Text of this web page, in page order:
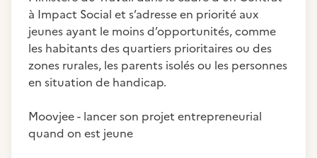
à Impact Social et s’adresse en priorité aux
jeunes ayant le moins d’opportunités, comme
les habitants des quartiers prioritaires ou des
zones rurales, les parents isolés ou les personnes
en situation de handicap.
Moovjee - lancer son projet entrepreneurial
quand on est jeune